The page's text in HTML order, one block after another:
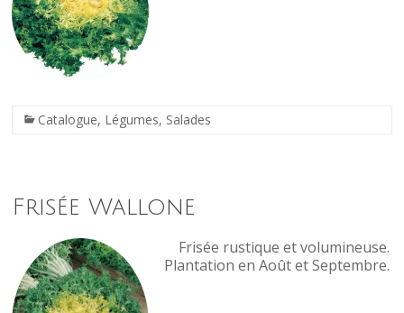
Catalogue, Légumes, Salades
Frisée Wallone
Frisée rustique et volumineuse.
Plantation en Août et Septembre.